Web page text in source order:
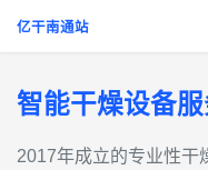
亿干南通站
智能干燥设备
2017年成立的‌专业性干